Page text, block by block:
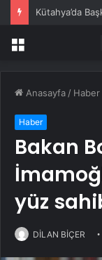
Kütahya’da
Menü
Anasayfa / Haber
Haber
Bakan
yüz
DİLAN BİÇER